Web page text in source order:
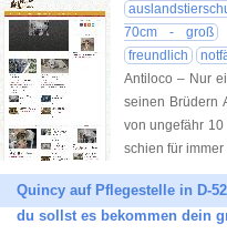
70cm - groß
freundlich
Antiloco – Nur
seinen Brüdern
von ungefähr
schien für
Quincy auf Pflegestelle in D-
du sollst es bekommen dein